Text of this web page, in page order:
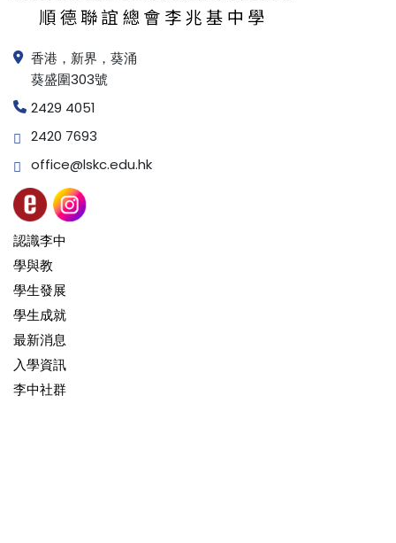
香港，新界，葵涌
葵盛圍303號
2429 4051
2420 7693
office@lskc.edu.hk
認識李中
學與教
學生發展
學生成就
最新消息
入學資訊
李中社群